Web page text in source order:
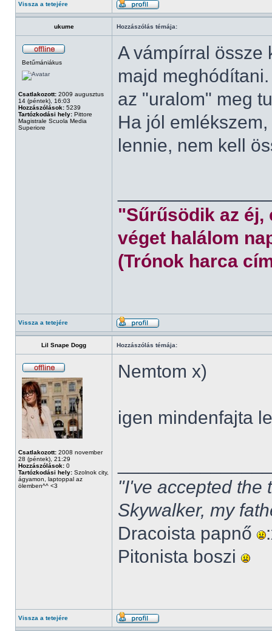
Vissza a tetejére
ukume Hozzászólás témája:
Betűmániákus
Csatlakozott: 2009 augusztus
14 (péntek), 16:03
Hozzászólások: 5239
Tartózkodási hely: Pittore
Magistrale Scuola Media
Superiore
A vámpírral össze
majd
az "uralom" meg
Ha jól
lennie, nem kell
"Sűrűsödik az éj,
véget halálom
(Trónok harca
Vissza a tetejére
Lil Snape Dogg Hozzászólás témája:
Csatlakozott: 2008 november
28 (péntek), 21:29
Hozzászólások: 0
Tartózkodási hely: Szolnok city,
ágyamon, laptoppal az
ölemben^^ <3
Nemtom x)
igen mindenfajta
"I've accepted the
Skywalker, my
Dracoista papnő
Pitonista boszi
Vissza a tetejére